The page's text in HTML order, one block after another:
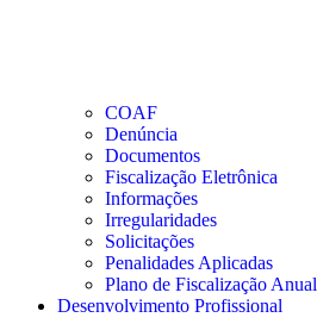
COAF
Denúncia
Documentos
Fiscalização Eletrônica
Informações
Irregularidades
Solicitações
Penalidades Aplicadas
Plano de Fiscalização Anual
Desenvolvimento Profissional